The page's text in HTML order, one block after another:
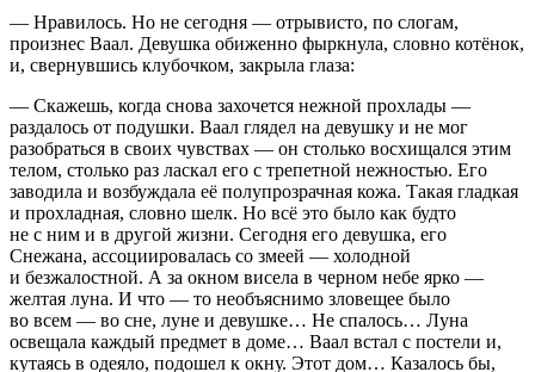
— Нравилось. Но не сегодня — отрывисто, по слогам,
произнес Ваал. Девушка обиженно фыркнула, словно котёнок,
и, свернувшись клубочком, закрыла глаза:
— Скажешь, когда снова захочется нежной прохлады —
раздалось от подушки. Ваал глядел на девушку и не мог
разобраться в своих чувствах — он столько восхищался этим
телом, столько раз ласкал его с трепетной нежностью. Его
заводила и возбуждала её полупрозрачная кожа. Такая гладкая
и прохладная, словно шелк. Но всё это было как будто
не с ним и в другой жизни. Сегодня его девушка, его
Снежана, ассоциировалась со змеей — холодной
и безжалостной. А за окном висела в черном небе ярко —
желтая луна. И что — то необъяснимо зловещее было
во всем — во сне, луне и девушке… Не спалось… Луна
освещала каждый предмет в доме… Ваал встал с постели и,
кутаясь в одеяло, подошел к окну. Этот дом… Казалось бы,